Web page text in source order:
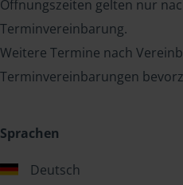
Öffnungszeiten gelten nur
Terminvereinbarung.
Weitere Termine nach
Terminvereinbarungen
Sprachen
Deutsch